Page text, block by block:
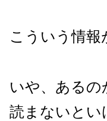
こういう情
いや、ある
読まないとい